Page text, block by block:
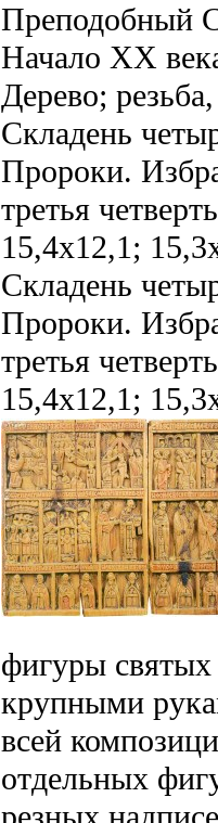
Преподобный
Начало XX
Дерево;
Складень
Пророки.
третья
15,4х12,1;
Складень
Пророки.
третья
15,4х12,1;
фигуры
крупными
всей
отдельных